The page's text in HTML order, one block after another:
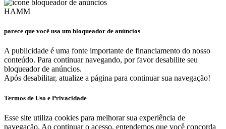
HAMM
parece que você usa um bloqueador de anúncios
A publicidade é uma fonte importante de financiamento do nosso
conteúdo. Para continuar navegando, por favor desabilite seu
bloqueador de anúncios.
Após desabilitar, atualize a página para continuar sua navegação!
Termos de Uso e Privacidade
Esse site utiliza cookies para melhorar sua experiência de
navegação. Ao continuar o acesso, entendemos que você concorda